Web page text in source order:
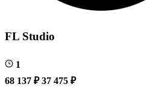
FL Studio
1
68 137 ₽ 37 475 ₽